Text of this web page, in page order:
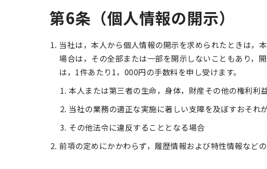
第6条（個人情報の開示）
当社は，本人から個人情報の開示を求められたときは，
場合は，その全部または一部を開示しないこともあり，
は，1件あたり1，000円の手数料を申し受けます。
本人または第三者の生命，身体，財産その他の権利利
当社の業務の適正な実施に著しい支障を及ぼすおそれ
その他法令に違反することとなる場合
前項の定めにかかわらず，履歴情報および特性情報など